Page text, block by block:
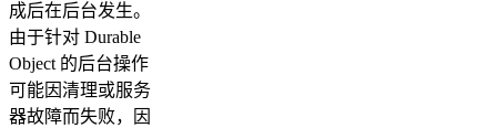
成后在后台发生。
由于针对 Durable
Object 的后台操作
可能因清理或服务
器故障而失败，因